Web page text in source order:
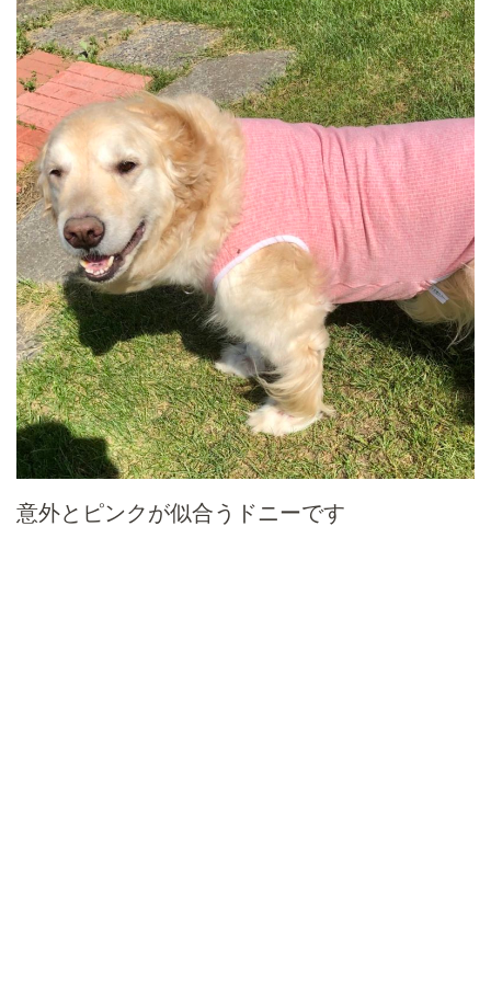
意外とピンクが似合うドニーです